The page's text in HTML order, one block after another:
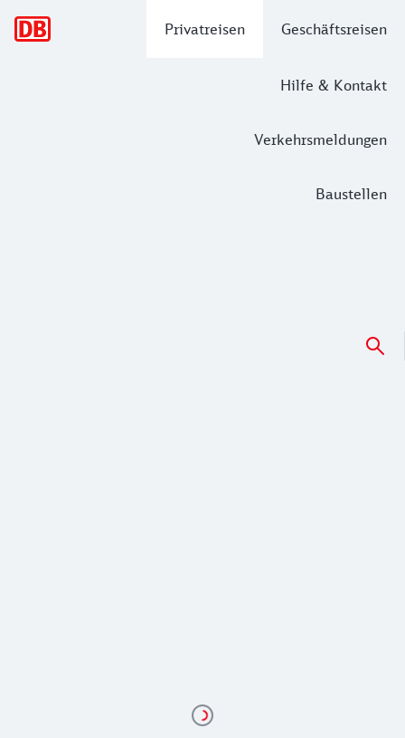
Privatreisen Geschäftsreisen
Hilfe & Kontakt
Verkehrsmeldungen
Baustellen